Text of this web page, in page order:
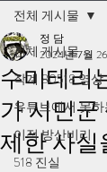
전체 게시물
작계 80518 영상
유튜브에서 못
이적 방산비리
518 진실
전체 게시물
수미테리
가 시민
제한 사실
정 담
2024년 7월